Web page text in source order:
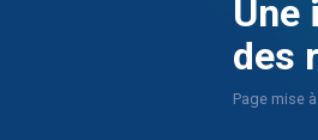
Une
des
Page mise